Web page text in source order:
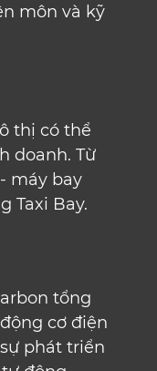
môn và kỹ
thị có thể
doanh. Từ
máy bay
Taxi Bay.
tổng
cơ điện
phát triển